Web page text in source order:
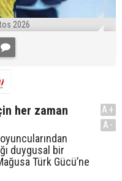
2026
her zaman
duygusal bir
Türk Gücü’ne
A+
A-